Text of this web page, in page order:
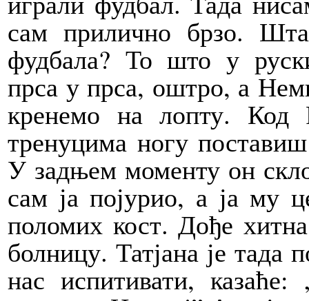
сам прилично брзо. Шта
фудбала? То што у
прса у прса, оштро, а
кренемо на лопту.
тренуцима ногу
У задњем моменту он
сам ја појурио, а ја му
поломих кост. Дође
болницу. Татјана је тада
нас испитивати,